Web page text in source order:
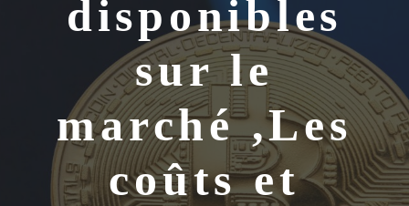
disponibles
sur le
marché ,Les
coûts et